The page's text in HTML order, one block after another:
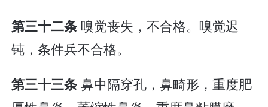
第三十二条 嗅觉丧失，不合格。嗅觉迟
钝，条件兵不合格。
第三十三条鼻中隔穿孔，鼻畸形，重度肥